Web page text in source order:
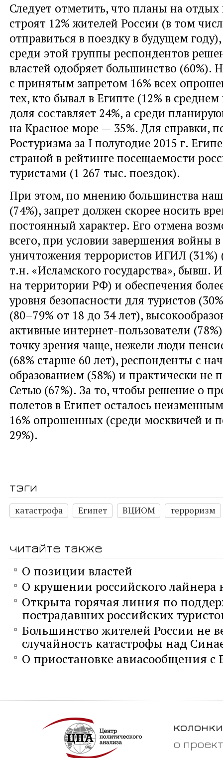
Следует отметить, что планы на отдых
строят 12% жителей России (в том
отправиться в поездку в будущем
среди этой группы респондентов
властей одобряет большинство (60%).
с принятым запретом 16% всех
тех, кто бывал в Египте (12% в
доля составляет 24%, а среди
на Красное море — 35%. Для справки,
Ростуризма за I полугодие 2015 г.
страной в рейтинге посещаемости
туристами (1 267 тыс. поездок).
При этом, по мнению большинства
(74%), запрет должен скорее носить
постоянный характер. Его отмена
всего, при условии завершения войны
уничтожения террористов ИГИЛ (31%)
т.н. «Исламского государства», бывш.
на территории РФ) и обеспечения
уровня безопасности для туристов
(80–79% от 18 до 34 лет),
активные интернет-пользователи
точку зрения чаще, нежели люди
(68% старше 60 лет), респонденты с
образованием (58%) и практически не
Сетью (67%). За то, чтобы решение о
полетов в Египет осталось
16% опрошенных (среди москвичей и
29%).
тэги
катастрофа Египет ВЦИОМ терроризм
читайте также
О позиции властей
О крушении российского лайнера
Открыта горячая линия по
пострадавших российских
Большинство жителей России не
случайность катастрофы над
О приостановке авиасообщения с
колонки
о